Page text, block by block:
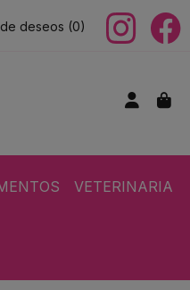
deseos (0)
VETERINARIA